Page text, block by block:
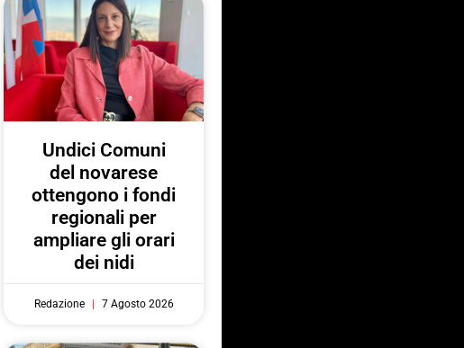
Undici Comuni
del novarese
ottengono i fondi
regionali per
ampliare gli orari
dei nidi
Redazione 7 Agosto 2026